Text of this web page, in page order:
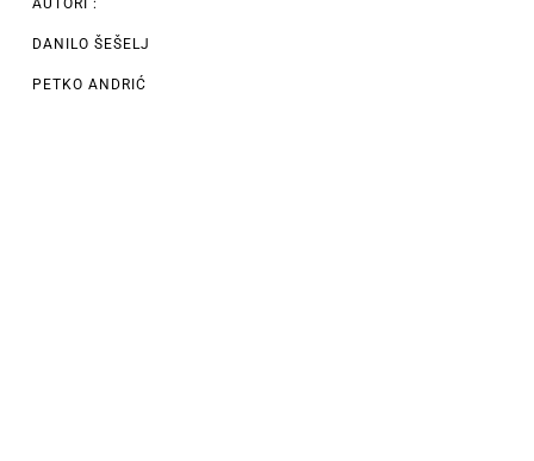
DANILO ŠEŠELJ
PETKO ANDRIĆ